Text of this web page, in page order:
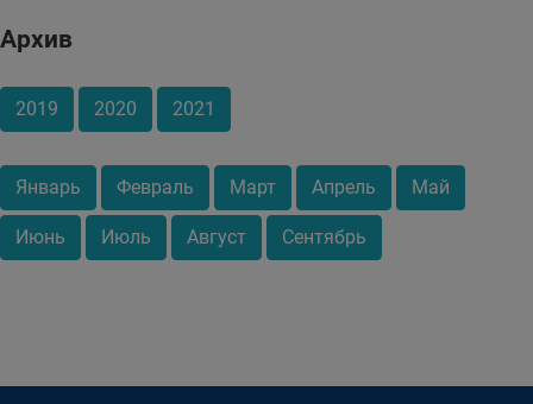
Архив
2019 2020 2021
Январь Февраль Март Апрель Май
Июнь Июль Август Сентябрь